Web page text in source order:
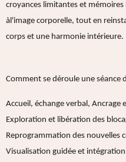
croyances limitantes et
àl'image corporelle, tout en
corps et une harmonie intérieure.
Comment se déroule une séance
Accueil, échange verbal, Ancrage
Exploration et libération des
Reprogrammation des nouvelles
Visualisation guidée et intégration